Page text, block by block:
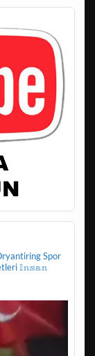
Spor
𝕀𝕟𝕤𝕒𝕟